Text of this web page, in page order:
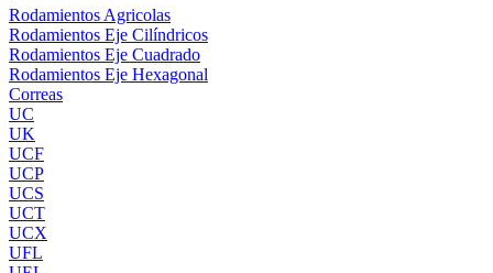
Rodamientos Agricolas
Rodamientos Eje Cilíndricos
Rodamientos Eje Cuadrado
Rodamientos Eje Hexagonal
Correas
UC
UK
UCF
UCP
UCS
UCT
UCX
UFL